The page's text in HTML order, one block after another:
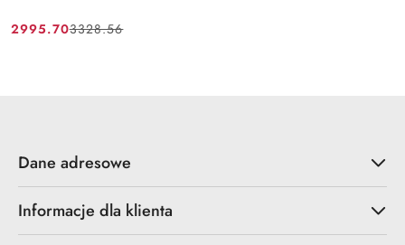
Cena
2995.70
Cena
3328.56
Dane adresowe
Informacje dla klienta